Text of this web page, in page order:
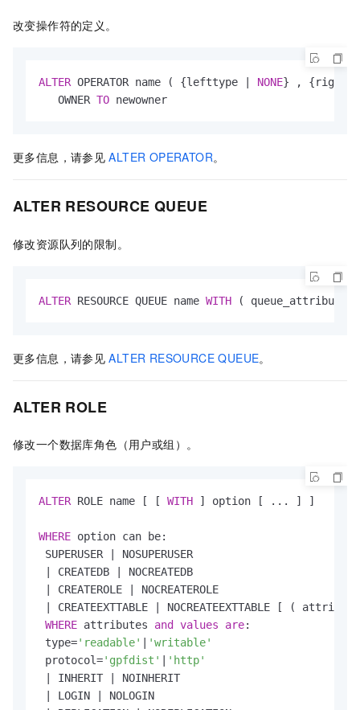
改变操作符的定义。
ALTER OPERATOR name ( {lefttype NONE} ,
   OWNER
TO newowner
更多信息，请参见 ALTER OPERATOR。
ALTER RESOURCE QUEUE
修改资源队列的限制。
ALTER RESOURCE QUEUE name WITH ( queue_attribute
更多信息，请参见 ALTER RESOURCE QUEUE。
ALTER ROLE
修改一个数据库角色（用户或组）。
ALTER ROLE name [ [ WITH ] option [ ... ] ]
WHERE option can be:
SUPERUSER
NOSUPERUSER
CREATEDB
NOCREATEDB
CREATEROLE
NOCREATEROLE
CREATEEXTTABLE
NOCREATEEXTTABLE [ ( attribute
WHERE attributes and values are:
type='readable'
'writable'
protocol='gpfdist'
'http'
INHERIT
NOINHERIT
LOGIN
NOLOGIN